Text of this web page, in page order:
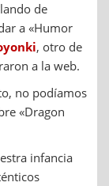
de
a «Humor
, otro de
a la web.
no podíamos
«Dragon
infancia